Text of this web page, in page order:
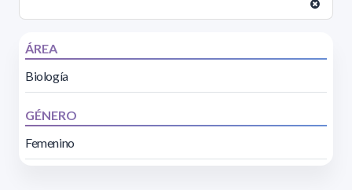
ÁREA
Biología
GÉNERO
Femenino